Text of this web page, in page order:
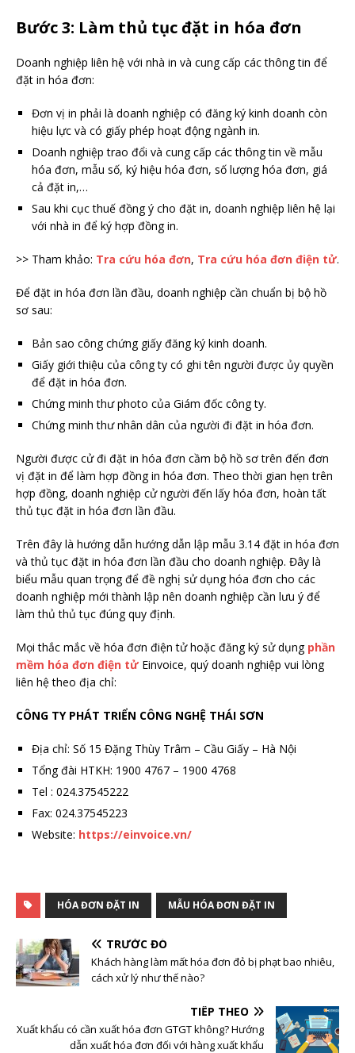
Bước 3: Làm thủ tục đặt in hóa đơn
Doanh nghiệp liên hệ với nhà in và cung cấp các thông tin để
đặt in hóa đơn:
Đơn vị in phải là doanh nghiệp có đăng ký kinh doanh còn
hiệu lực và có giấy phép hoạt động ngành in.
Doanh nghiệp trao đổi và cung cấp các thông tin về mẫu
hóa đơn, mẫu số, ký hiệu hóa đơn, số lượng hóa đơn, giá
cả đặt in,…
Sau khi cục thuế đồng ý cho đặt in, doanh nghiệp liên hệ lại
với nhà in để ký hợp đồng in.
>> Tham khảo: Tra cứu hóa đơn, Tra cứu hóa đơn điện tử.
Để đặt in hóa đơn lần đầu, doanh nghiệp cần chuẩn bị bộ hồ
sơ sau:
Bản sao công chứng giấy đăng ký kinh doanh.
Giấy giới thiệu của công ty có ghi tên người được ủy quyền
để đặt in hóa đơn.
Chứng minh thư photo của Giám đốc công ty.
Chứng minh thư nhân dân của người đi đặt in hóa đơn.
Người được cử đi đặt in hóa đơn cầm bộ hồ sơ trên đến đơn
vị đặt in để làm hợp đồng in hóa đơn. Theo thời gian hẹn trên
hợp đồng, doanh nghiệp cử người đến lấy hóa đơn, hoàn tất
thủ tục đặt in hóa đơn lần đầu.
Trên đây là hướng dẫn hướng dẫn lập mẫu 3.14 đặt in hóa đơn
và thủ tục đặt in hóa đơn lần đầu cho doanh nghiệp. Đây là
biểu mẫu quan trọng để đề nghị sử dụng hóa đơn cho các
doanh nghiệp mới thành lập nên doanh nghiệp cần lưu ý để
làm thủ thủ tục đúng quy định.
Mọi thắc mắc về hóa đơn điện tử hoặc đăng ký sử dụng phần
mềm hóa đơn điện tửEinvoice, quý doanh nghiệp vui lòng
liên hệ theo địa chỉ:
CÔNG TY PHÁT TRIỂN CÔNG NGHỆ THÁI SƠN
Địa chỉ: Số 15 Đặng Thùy Trâm – Cầu Giấy – Hà Nội
Tổng đài HTKH: 1900 4767 – 1900 4768
Tel : 024.37545222
Fax: 024.37545223
Website: https://einvoice.vn/
HÓA ĐƠN ĐẶT IN MẪU HÓA ĐƠN ĐẶT IN
TRƯỚC ĐÓ
Khách hàng làm mất hóa đơn đỏ bị phạt bao nhiêu,
cách xử lý như thế nào?
TIẾP THEO
Xuất khẩu có cần xuất hóa đơn GTGT không? Hướng
dẫn xuất hóa đơn đối với hàng xuất khẩu